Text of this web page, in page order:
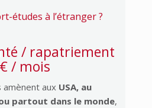
études à l’étranger ?
/ rapatriement
/ mois
aux USA, au
partout dans le monde,